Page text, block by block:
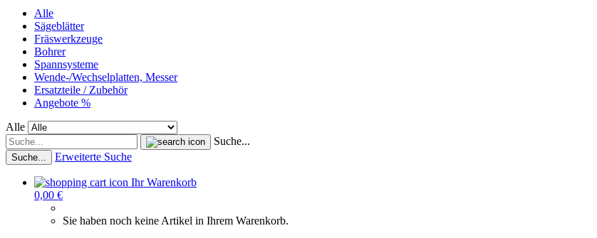
Alle
Sägeblätter
Fräswerkzeuge
Bohrer
Spannsysteme
Wende-/Wechselplatten, Messer
Ersatzteile / Zubehör
Angebote %
Alle
Suche...
Suche... Erweiterte Suche
Ihr Warenkorb
0,00 €
Sie haben noch keine Artikel in Ihrem Warenkorb.